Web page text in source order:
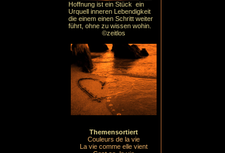
Hoffnung ist ein Stück ein
Urquell inneren Lebendigkeit
die einem einen Schritt weiter
führt, ohne zu wissen wohin.
©zeitlos
Themensortiert
Couleurs de la vie
La vie comme elle vient